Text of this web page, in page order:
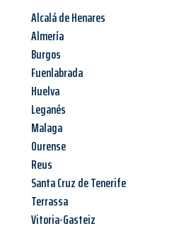
Alcalá de Henares
Almería
Burgos
Fuenlabrada
Huelva
Leganés
Malaga
Ourense
Reus
Santa Cruz de Tenerife
Terrassa
Vitoria-Gasteiz